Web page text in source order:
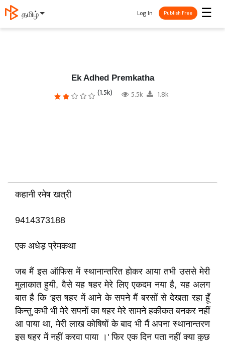
தமிழ் ☰
Log In Publish Free
Ek Adhed Premkatha
(1.5k) 5.5k 1.8k
कहानी रमेष खत्री
9414373188
एक अधेड़ प्रेमकथा
जब मैं इस ऑफिस में स्थानान्तरित होकर आया तभी उससे मेरी
मुलाकात हुयी, वैसे यह षहर मेरे लिए एकदम नया है, यह अलग
बात है कि ‘इस षहर में आने के सपने मैं बरसों से देखता रहा हूँ
किन्तु कभी भी मेरे सपनों का षहर मेरे सामने हकीकत बनकर नहीं
आ पाया था, मेरी लाख कोषिषों के बाद भी मैं अपना स्थानान्तरण
इस षहर में नहीं करवा पाया ।' फिर एक दिन पता नहीं क्या कुछ